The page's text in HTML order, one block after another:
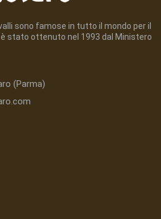
sono famose in tutto il mondo per il
è stato ottenuto nel 1993 dal Ministero
(Parma)